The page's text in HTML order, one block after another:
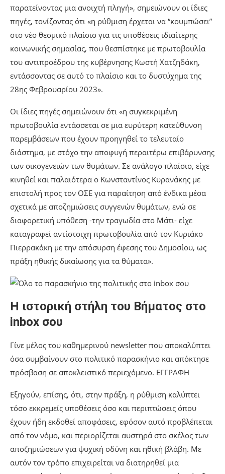
παρατείνοντας μια ανοιχτή πληγή», σημειώνουν οι ίδιες
πηγές, τονίζοντας ότι «η ρύθμιση έρχεται να “κουμπώσει”
στο νέο θεσμικό πλαίσιο για τις υποθέσεις ιδιαίτερης
κοινωνικής σημασίας, που θεσπίστηκε με πρωτοβουλία
του αντιπροέδρου της κυβέρνησης Κωστή Χατζηδάκη,
εντάσσοντας σε αυτό το πλαίσιο και το δυστύχημα της
28ης Φεβρουαρίου 2023».
Οι ίδιες πηγές σημειώνουν ότι «η συγκεκριμένη
πρωτοβουλία εντάσσεται σε μια ευρύτερη κατεύθυνση
παρεμβάσεων που έχουν προηγηθεί το τελευταίο
διάστημα, με στόχο την αποφυγή περαιτέρω επιβάρυνσης
των οικογενειών των θυμάτων. Σε ανάλογο πλαίσιο, είχε
κινηθεί και παλαιότερα ο Κωνσταντίνος Κυρανάκης με
επιστολή προς τον ΟΣΕ για παραίτηση από ένδικα μέσα
σχετικά με αποζημιώσεις συγγενών θυμάτων, ενώ σε
διαφορετική υπόθεση -την τραγωδία στο Μάτι- είχε
καταγραφεί αντίστοιχη πρωτοβουλία από τον Κυριάκο
Πιερρακάκη με την απόσυρση έφεσης του Δημοσίου, ως
πράξη ηθικής δικαίωσης για τα θύματα».
Η ιστορική στήλη του Βήματος στο
inbox σου
Γίνε μέλος του καθημερινού newsletter που αποκαλύπτει
όσα συμβαίνουν στο πολιτικό παρασκήνιο και απόκτησε
πρόσβαση σε αποκλειστικό περιεχόμενο. ΕΓΓΡΑΦΗ
Εξηγούν, επίσης, ότι, στην πράξη, η ρύθμιση καλύπτει
τόσο εκκρεμείς υποθέσεις όσο και περιπτώσεις όπου
έχουν ήδη εκδοθεί αποφάσεις, εφόσον αυτό προβλέπεται
από τον νόμο, και περιορίζεται αυστηρά στο σκέλος των
αποζημιώσεων για ψυχική οδύνη και ηθική βλάβη. Με
αυτόν τον τρόπο επιχειρείται να διατηρηθεί μια